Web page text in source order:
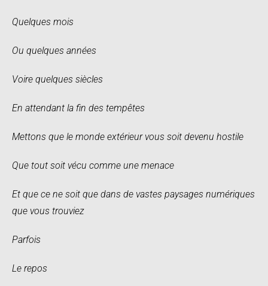
Quelques mois
Ou quelques années
Voire quelques siècles
En attendant la fin des tempêtes
Mettons que le monde extérieur vous soit devenu hostile
Que tout soit vécu comme une menace
Et que ce ne soit que dans de vastes paysages numériques
que vous trouviez
Parfois
Le repos